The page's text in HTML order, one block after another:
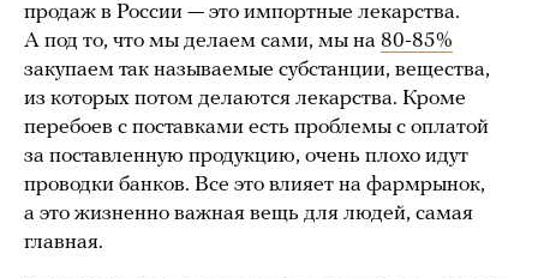
продаж в России — это импортные лекарства.
А под то, что мы делаем сами, мы на 80-85%
закупаем так называемые субстанции, вещества,
из которых потом делаются лекарства. Кроме
перебоев с поставками есть проблемы с оплатой
за поставленную продукцию, очень плохо идут
проводки банков. Все это влияет на фармрынок,
а это жизненно важная вещь для людей, самая
главная.